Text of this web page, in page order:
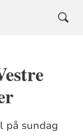
på sundag